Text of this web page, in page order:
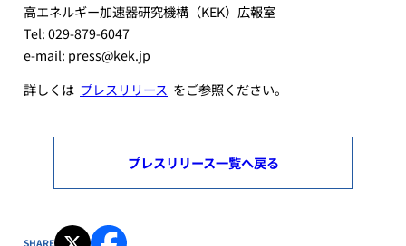
高エネルギー加速器研究機構（KEK）広報室
Tel: 029-879-6047
e-mail: press@kek.jp
詳しくは プレスリリース をご参照ください。
プレスリリース一覧へ戻る
SHARE